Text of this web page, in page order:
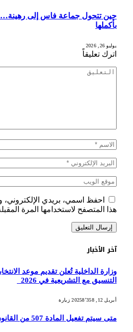
حين تتحول جماعة فاس إلى
بأكملها
يوليو 26, 2026
اترك تعليقاً
احفظ اسمي، بريدي الإلكتروني،
هذا المتصفح لاستخدامها المرة
آخر الأخبار
وزارة الداخلية تُعلن تقديم موعد
التنسيق مع التشريعية في 2026
أبريل 12, 2025 8٬358 زيارة
متى سيتم تفعيل المادة 507 من القانون الجنائي؟